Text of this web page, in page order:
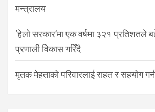
मन्त्रालय
‘हेलो सरकार’मा एक वर्षमा ३२१ प्रतिशतले
प्रणाली विकास गरिँदै
मृतक मेहताको परिवारलाई राहत र सहयोग